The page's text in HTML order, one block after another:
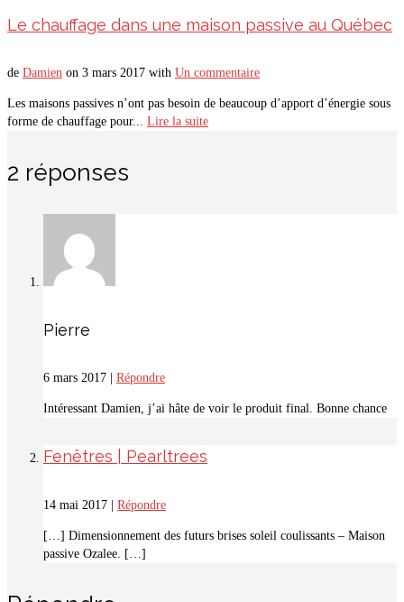
Le chauffage dans une maison passive au Québec
de Damien on 3 mars 2017 with Un commentaire
Les maisons passives n’ont pas besoin de beaucoup d’apport d’énergie sous
forme de chauffage pour... Lire la suite
2 réponses
Pierre
6 mars 2017 Répondre
Intéressant Damien, j’ai hâte de voir le produit final. Bonne chance
Fenêtres | Pearltrees
14 mai 2017 | Répondre
[…] Dimensionnement des futurs brises soleil coulissants – Maison
passive Ozalee. […]